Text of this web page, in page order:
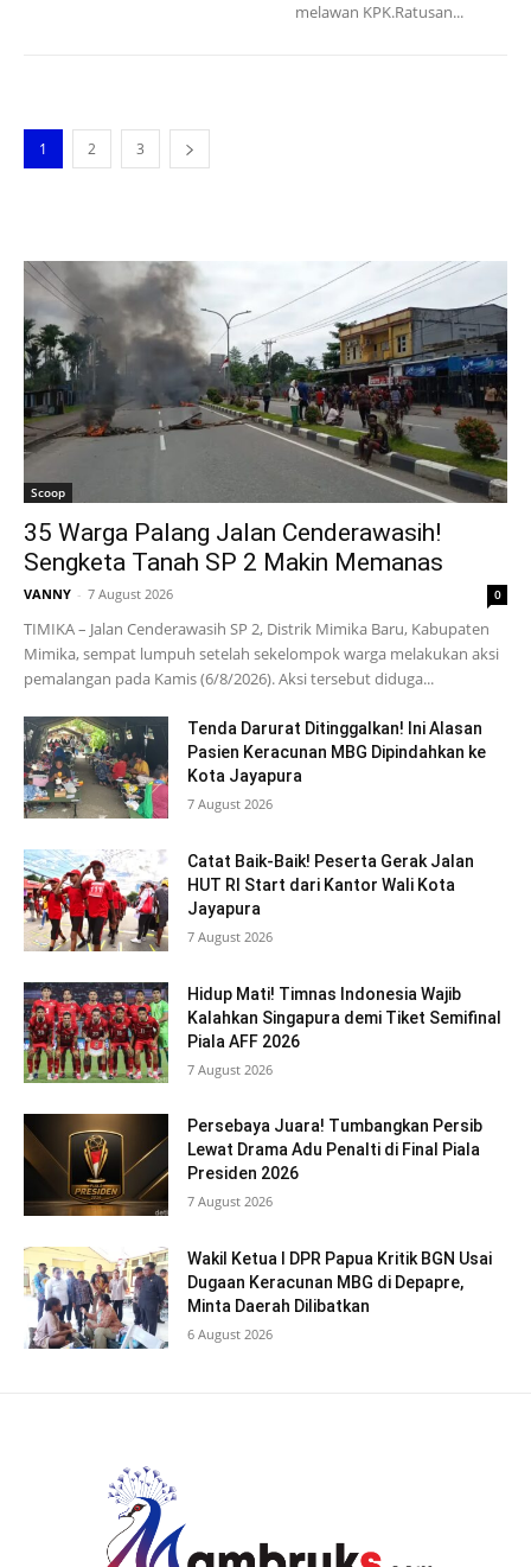
melawan KPK.Ratusan...
1 2 3
Scoop
35 Warga Palang Jalan Cenderawasih!
Sengketa Tanah SP 2 Makin Memanas
VANNY - 7 August 2026 0
TIMIKA – Jalan Cenderawasih SP 2, Distrik Mimika Baru, Kabupaten
Mimika, sempat lumpuh setelah sekelompok warga melakukan aksi
pemalangan pada Kamis (6/8/2026). Aksi tersebut diduga...
Tenda Darurat Ditinggalkan! Ini Alasan
Pasien Keracunan MBG Dipindahkan ke
Kota Jayapura
7 August 2026
Catat Baik-Baik! Peserta Gerak Jalan
HUT RI Start dari Kantor Wali Kota
Jayapura
7 August 2026
Hidup Mati! Timnas Indonesia Wajib
Kalahkan Singapura demi Tiket Semifinal
Piala AFF 2026
7 August 2026
Persebaya Juara! Tumbangkan Persib
Lewat Drama Adu Penalti di Final Piala
Presiden 2026
7 August 2026
Wakil Ketua I DPR Papua Kritik BGN Usai
Dugaan Keracunan MBG di Depapre,
Minta Daerah Dilibatkan
6 August 2026